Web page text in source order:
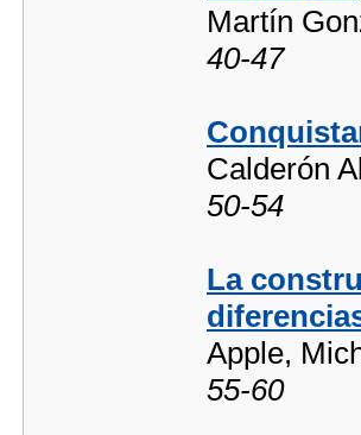
Martín
40-47
Calderón
50-54
La
Apple,
55-60